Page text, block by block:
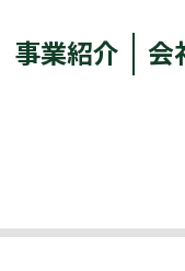
事業紹介 会